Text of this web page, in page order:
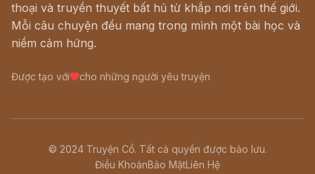
thoại và truyền thuyết bất hủ từ khắp nơi trên thế giới.
Mỗi câu chuyện đều mang trong mình một bài học và
niềm cảm hứng.
Được tạo với cho những người yêu truyện
© 2024 Truyện Cổ. Tất cả quyền được bảo lưu.
Điều KhoảnBảo MậtLiên Hệ